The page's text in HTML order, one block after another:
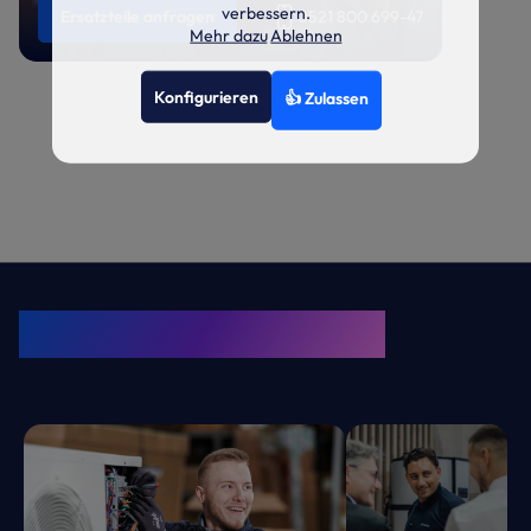
0521 800 699-47
verbessern.
Mehr dazuAblehnen
Konfigurieren 👍 Zulassen